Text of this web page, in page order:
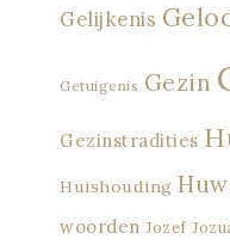
Gelijkenis
Getuigenis Gezin
Gezinstradities
Huishouding
woorden Jozef